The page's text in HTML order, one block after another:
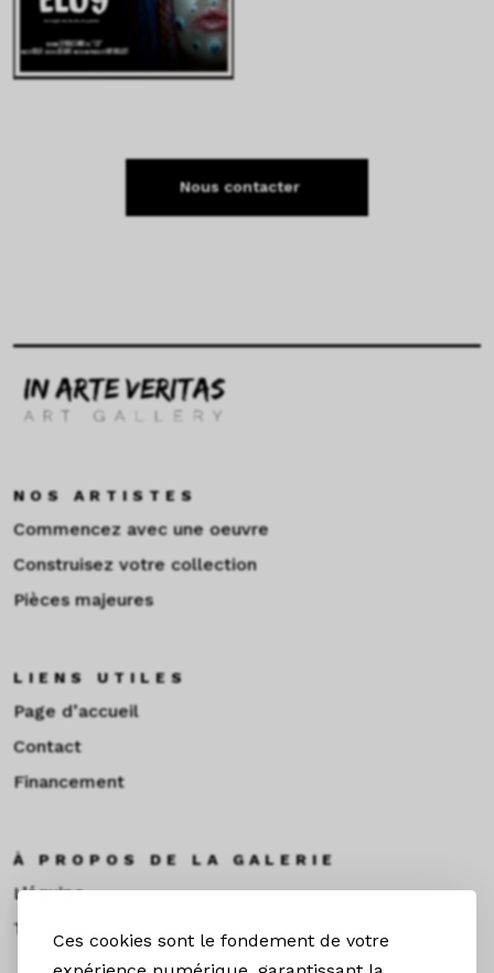
Ces cookies sont le fondement de votre
Nous contacter
NOS ARTISTES
Commencez avec une oeuvre
Construisez votre collection
Pièces majeures
LIENS UTILES
Page d’accueil
Contact
Financement
À PROPOS DE LA GALERIE
L’équipe
Toulouse